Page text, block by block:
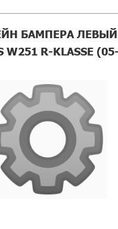
БАМПЕРА ЛЕВЫЙ
W251 R-KLASSE